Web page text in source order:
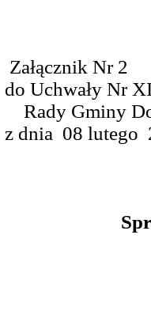
Załącznik Nr 2
do Uchwały Nr
Rady Gminy
z dnia 08 lutego